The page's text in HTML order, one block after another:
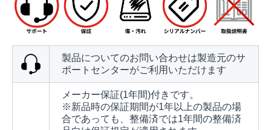
製品についてのお問い合わせは製造元のサ
ポートセンターがご利用いただけます
メーカー保証(1年間)付きです。
※新品時の保証期間が1年以上の製品の場
合であっても、整備済では1年間の整備済